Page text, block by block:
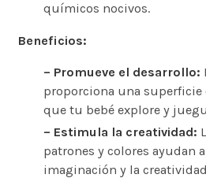
químicos nocivos.
Beneficios:
– Promueve el desarrollo:
proporciona una superficie
que tu bebé explore y
– Estimula la creatividad:
patrones y colores ayudan
imaginación y la